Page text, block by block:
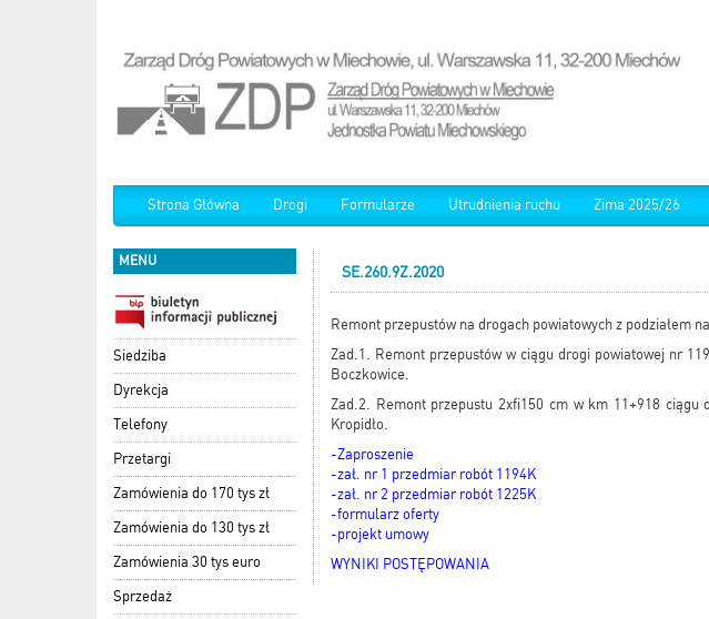
Strona Główna Drogi Formularze Utrudnienia ruchu Zima 2025/26
MENU
Siedziba
Dyrekcja
Telefony
Przetargi
Zamówienia do 170 tys zł
Zamówienia do 130 tys zł
Zamówienia 30 tys euro
Sprzedaż
SE.260.9Z.2020
Remont przepustów na drogach powiatowych z podziałem
Zad.1. Remont przepustów w ciągu drogi powiatowej nr
Boczkowice.
Zad.2. Remont przepustu 2xfi150 cm w km 11+918
Kropidło.
-Zaproszenie
-zał. nr 1 przedmiar robót 1194K
-zał. nr 2 przedmiar robót 1225K
-formularz oferty
-projekt umowy
WYNIKI POSTĘPOWANIA